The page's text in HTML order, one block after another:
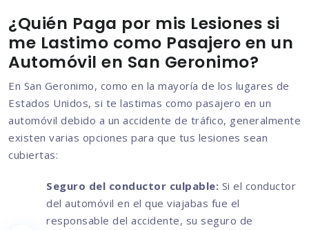
¿Quién Paga por mis Lesiones si
me Lastimo como Pasajero en un
Automóvil en San Geronimo?
En San Geronimo, como en la mayoría de los lugares de
Estados Unidos, si te lastimas como pasajero en un
automóvil debido a un accidente de tráfico, generalmente
existen varias opciones para que tus lesiones sean
cubiertas:
Seguro del conductor culpable: Si el conductor
del automóvil en el que viajabas fue el
responsable del accidente, su seguro de